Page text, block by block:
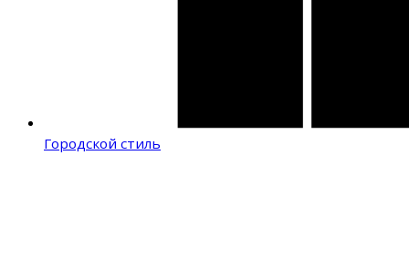
Городской стиль